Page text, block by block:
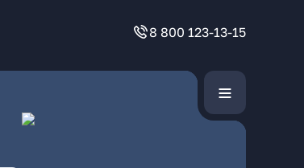
8 800 123-13-15